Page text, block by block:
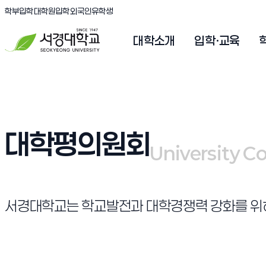
서경대학교
학부입학(새창 열림)
대학원입학(새창 열림)
외국인유학생(새창 열림)
대학소개 입학·교육
대학평의원회 University
University
서경대학교는 학교발전과 대학경쟁력 강화를